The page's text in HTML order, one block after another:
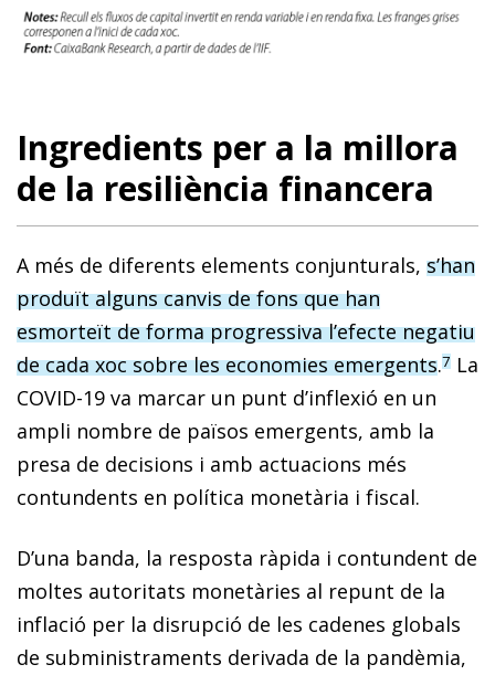
Ingredients per a la millora
de la resiliència financera
A més de diferents elements conjunturals, s’han
produït alguns canvis de fons que han
esmorteït de forma progressiva l’efecte negatiu
de cada xoc sobre les economies emergents.7 La
COVID-19 va marcar un punt d’inflexió en un
ampli nombre de països emergents, amb la
presa de decisions i amb actuacions més
contundents en política monetària i fiscal.
D’una banda, la resposta ràpida i contundent de
moltes autoritats monetàries al repunt de la
inflació per la disrupció de les cadenes globals
de subministraments derivada de la pandèmia,